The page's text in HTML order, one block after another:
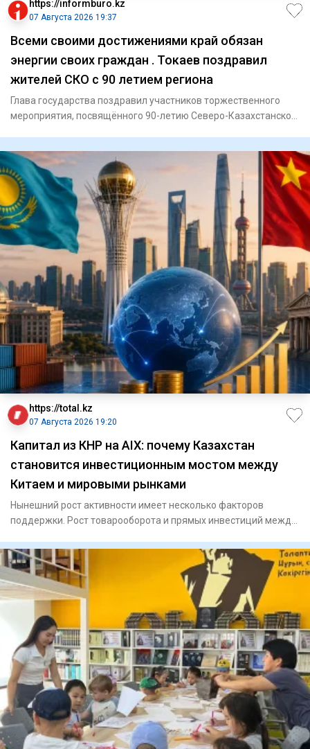
https://informburo.kz
07 Августа 2026 19:37
Всеми своими достижениями край обязан
энергии своих граждан . Токаев поздравил
жителей СКО с 90 летием региона
Глава государства поздравил участников торжественного
мероприятия, посвящённого 90-летию Северо-Казахстанской
https://total.kz
07 Августа 2026 19:20
Капитал из КНР на AIX: почему Казахстан
становится инвестиционным мостом между
Китаем и мировыми рынками
Нынешний рост активности имеет несколько факторов
поддержки. Рост товарооборота и прямых инвестиций между